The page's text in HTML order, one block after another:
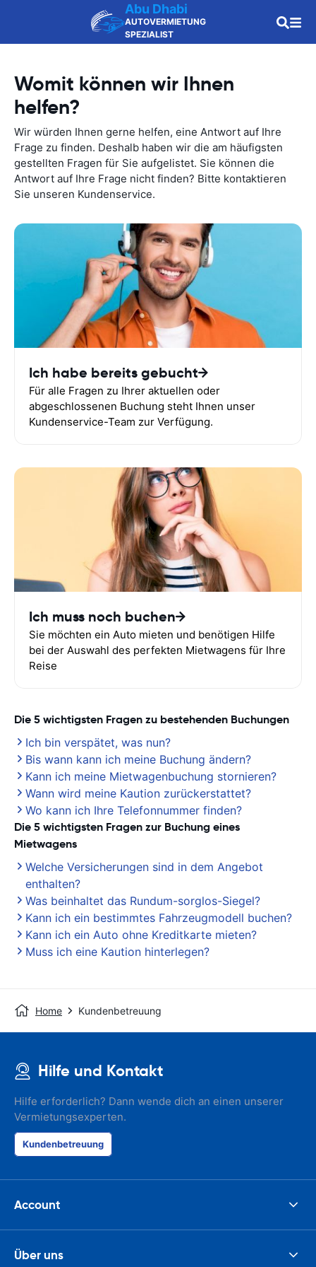
Abu Dhabi
AUTOVERMIETUNG
SPEZIALIST
Womit können wir Ihnen
helfen?
Wir würden Ihnen gerne helfen, eine Antwort auf Ihre
Frage zu finden. Deshalb haben wir die am häufigsten
gestellten Fragen für Sie aufgelistet. Sie können die
Antwort auf Ihre Frage nicht finden? Bitte kontaktieren
Sie unseren Kundenservice.
Ich habe bereits gebucht
Für alle Fragen zu Ihrer aktuellen oder
abgeschlossenen Buchung steht Ihnen unser
Kundenservice-Team zur Verfügung.
Ich muss noch buchen
Sie möchten ein Auto mieten und benötigen Hilfe
bei der Auswahl des perfekten Mietwagens für Ihre
Reise
Die 5 wichtigsten Fragen zu bestehenden Buchungen
Ich bin verspätet, was nun?
Bis wann kann ich meine Buchung ändern?
Kann ich meine Mietwagenbuchung stornieren?
Wann wird meine Kaution zurückerstattet?
Wo kann ich Ihre Telefonnummer finden?
Die 5 wichtigsten Fragen zur Buchung eines
Mietwagens
Welche Versicherungen sind in dem Angebot
enthalten?
Was beinhaltet das Rundum-sorglos-Siegel?
Kann ich ein bestimmtes Fahrzeugmodell buchen?
Kann ich ein Auto ohne Kreditkarte mieten?
Muss ich eine Kaution hinterlegen?
Home Kundenbetreuung
Hilfe und Kontakt
Hilfe erforderlich? Dann wende dich an einen unserer
Vermietungsexperten.
Kundenbetreuung
Account
Über uns